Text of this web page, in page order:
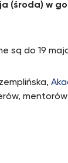
(środa) w
są do 19